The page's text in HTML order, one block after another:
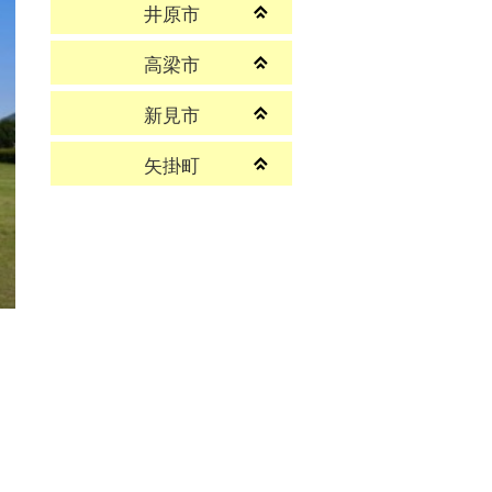
井原市
高梁市
新見市
矢掛町